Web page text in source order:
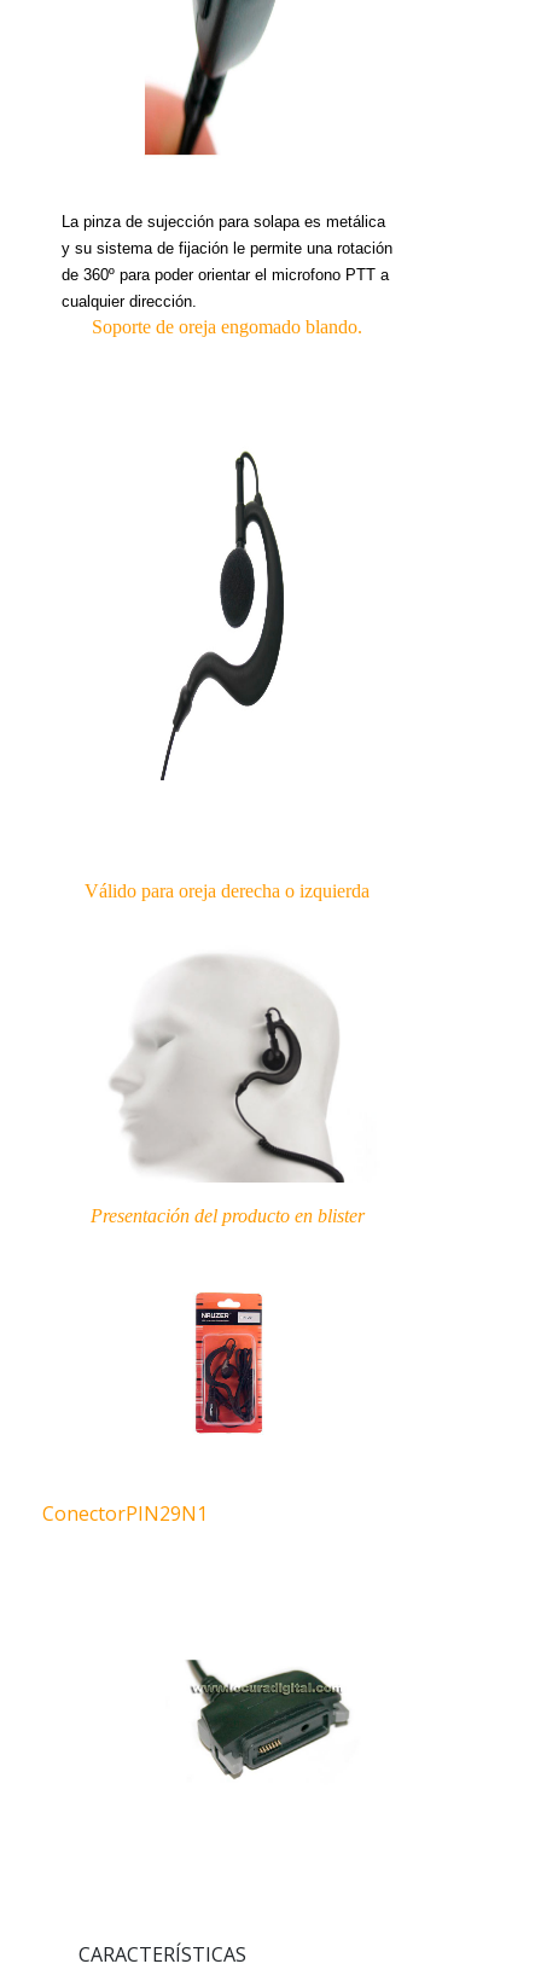
La pinza de sujección para solapa es metálica
y su sistema de fijación le permite una rotación
de 360º para poder orientar el microfono PTT a
cualquier dirección.
Soporte de oreja engomado blando.
Válido para oreja derecha o izquierda
Presentación del producto en blister
ConectorPIN29N1
CARACTERÍSTICAS